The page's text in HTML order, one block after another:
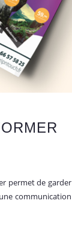
permet de garder
communication